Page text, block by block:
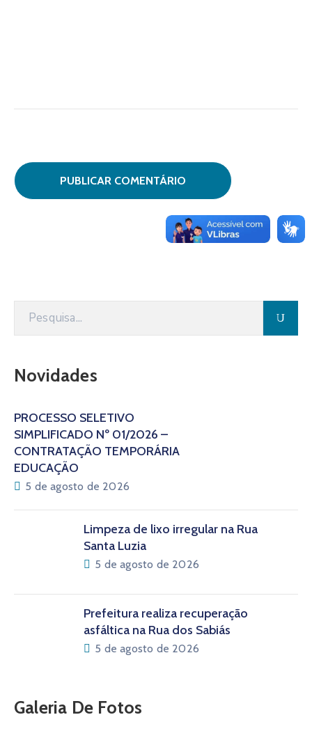
Novidades
PROCESSO SELETIVO
SIMPLIFICADO Nº 01/2026 –
CONTRATAÇÃO TEMPORÁRIA
EDUCAÇÃO
5 de agosto de 2026
Limpeza de lixo irregular na Rua
Santa Luzia
5 de agosto de 2026
Prefeitura realiza recuperação
asfáltica na Rua dos Sabiás
5 de agosto de 2026
Galeria De Fotos